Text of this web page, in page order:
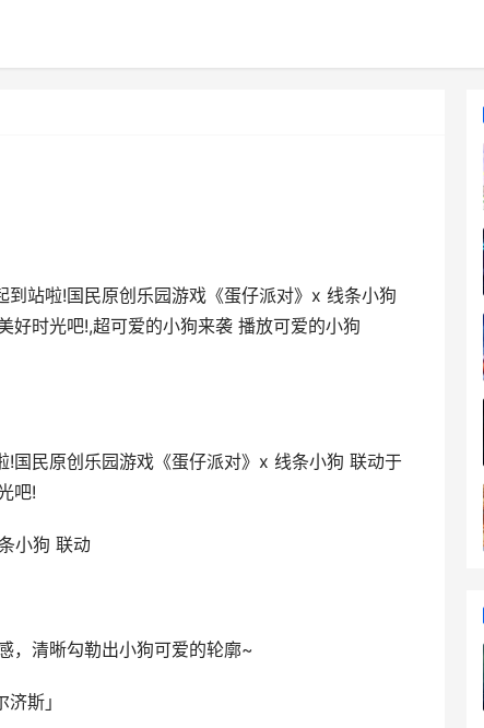
站啦!国民原创乐园游戏《蛋仔派对》x 线条小狗
好时光吧!,超可爱的小狗来袭 播放可爱的小狗
国民原创乐园游戏《蛋仔派对》x 线条小狗 联动于
吧!
小狗 联动
，清晰勾勒出小狗可爱的轮廓~
斯」